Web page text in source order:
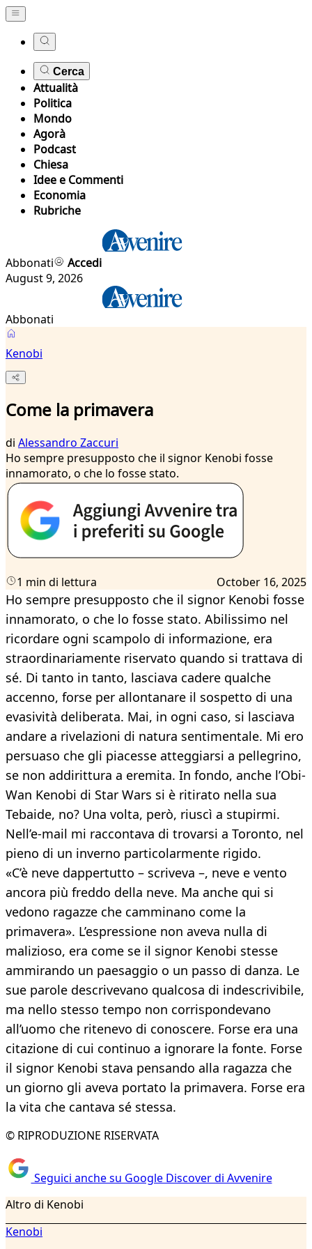
Cerca
Attualità
Politica
Mondo
Agorà
Podcast
Chiesa
Idee e Commenti
Economia
Rubriche
Abbonati
Accedi
August 9, 2026
Abbonati
Kenobi
Come la primavera
di Alessandro Zaccuri
Ho sempre presupposto che il signor Kenobi fosse
innamorato, o che lo fosse stato.
1 min di lettura October 16, 2025
Ho sempre presupposto che il signor Kenobi fosse
innamorato, o che lo fosse stato. Abilissimo nel
ricordare ogni scampolo di informazione, era
straordinariamente riservato quando si trattava di
sé. Di tanto in tanto, lasciava cadere qualche
accenno, forse per allontanare il sospetto di una
evasività deliberata. Mai, in ogni caso, si lasciava
andare a rivelazioni di natura sentimentale. Mi ero
persuaso che gli piacesse atteggiarsi a pellegrino,
se non addirittura a eremita. In fondo, anche l’Obi-
Wan Kenobi di Star Wars si è ritirato nella sua
Tebaide, no? Una volta, però, riuscì a stupirmi.
Nell’e-mail mi raccontava di trovarsi a Toronto, nel
pieno di un inverno particolarmente rigido.
«C’è neve dappertutto – scriveva –, neve e vento
ancora più freddo della neve. Ma anche qui si
vedono ragazze che camminano come la
primavera». L’espressione non aveva nulla di
malizioso, era come se il signor Kenobi stesse
ammirando un paesaggio o un passo di danza. Le
sue parole descrivevano qualcosa di indescrivibile,
ma nello stesso tempo non corrispondevano
all’uomo che ritenevo di conoscere. Forse era una
citazione di cui continuo a ignorare la fonte. Forse
il signor Kenobi stava pensando alla ragazza che
un giorno gli aveva portato la primavera. Forse era
la vita che cantava sé stessa.
© RIPRODUZIONE RISERVATA
Seguici anche su Google Discover di Avvenire
Altro di Kenobi
Kenobi